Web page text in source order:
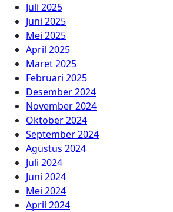
Juli 2025
Juni 2025
Mei 2025
April 2025
Maret 2025
Februari 2025
Desember 2024
November 2024
Oktober 2024
September 2024
Agustus 2024
Juli 2024
Juni 2024
Mei 2024
April 2024